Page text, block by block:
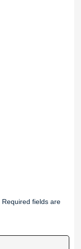
Required fields are